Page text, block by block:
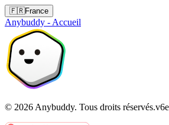
🇫🇷France
Anybuddy - Accueil
© 2026 Anybuddy. Tous droits réservés.v